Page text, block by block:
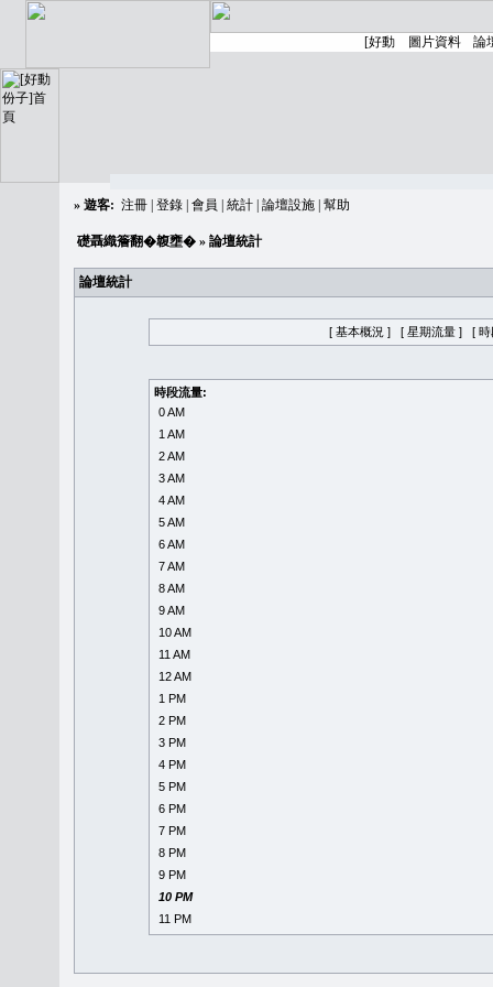
» 遊客: 注冊 登錄 會員 統計 論壇設施 幫助
礎聶織簷翻�䪖壅� » 論壇統計
論壇統計
[ 基本概況 ] [ 星期流量 ] [ 時
時段流量:
0 AM
1 AM
2 AM
3 AM
4 AM
5 AM
6 AM
7 AM
8 AM
9 AM
10 AM
11 AM
12 AM
1 PM
2 PM
3 PM
4 PM
5 PM
6 PM
7 PM
8 PM
9 PM
10 PM
11 PM